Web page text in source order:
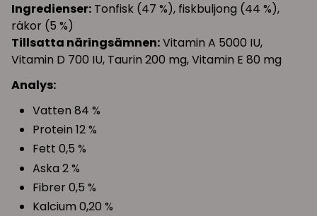
Ingredienser: Tonfisk (47 %), fiskbuljong (44 %),
räkor (5 %)
Tillsatta näringsämnen:Vitamin A 5000 IU,
Vitamin D 700 IU, Taurin 200 mg, Vitamin E 80 mg
Analys:
Vatten 84 %
Protein 12 %
Fett 0,5 %
Aska 2 %
Fibrer 0,5 %
Kalcium 0,20 %